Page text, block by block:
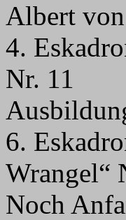
Albert von
4.
Nr. 11
6.
Wrangel“
Noch